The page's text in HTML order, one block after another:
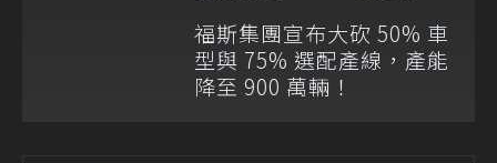
福斯集團宣布大砍 50% 車
型與 75% 選配產線，產能
降至 900 萬輛！